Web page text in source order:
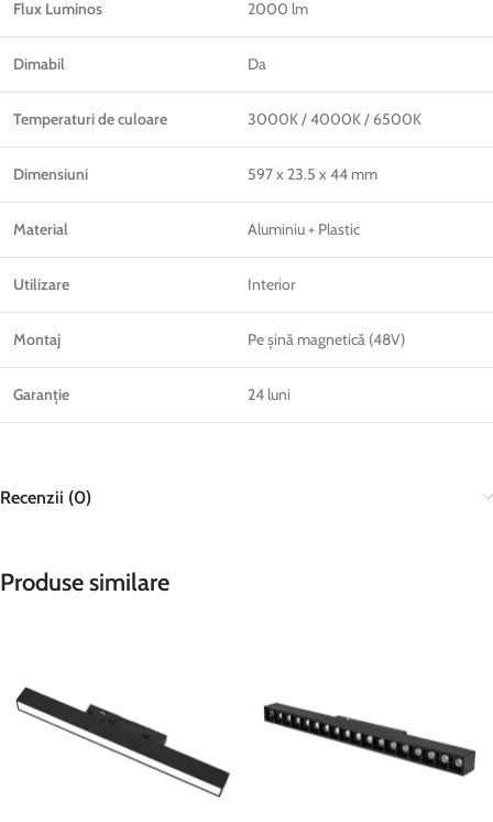
Flux Luminos 2000 lm
Dimabil Da
Temperaturi de culoare 3000K / 4000K / 6500K
Dimensiuni 597 x 23.5 x 44 mm
Material Aluminiu + Plastic
Utilizare Interior
Montaj Pe șină magnetică (48V)
Garanție 24 luni
Recenzii (0)
Produse similare